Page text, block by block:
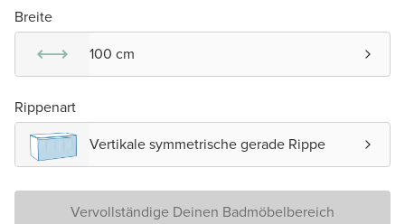
Breite
100 cm
Rippenart
Vertikale symmetrische gerade Rippe
Vervollständige Deinen Badmöbelbereich